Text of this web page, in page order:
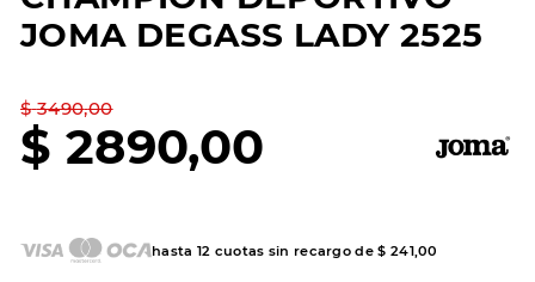
JOMA DEGASS LADY 2525
$ 3490,00
$ 2890,00
hasta 12 cuotas sin recargo de$ 241,00
3
skechers slip-ins